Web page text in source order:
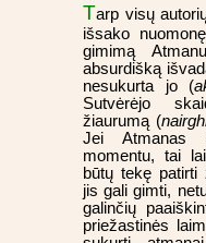
Tarp visų
išsako
gimimą
absurdišką
nesukurta jo (
Sutvėrėjo
žiaurumą (
Jei Atmanas
momentu, tai
būtų tekę patirti
jis gali gimti,
galinčių
priežastinės